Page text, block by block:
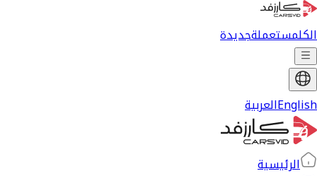
الكلمستعملةجديدة
Englishالعربية
الرئيسية